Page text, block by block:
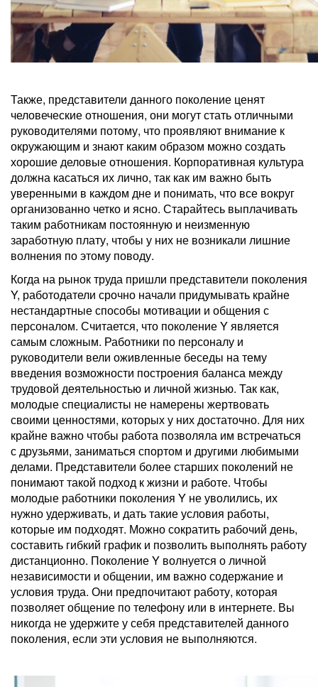
Также, представители данного поколение ценят
человеческие отношения, они могут стать отличными
руководителями потому, что проявляют внимание к
окружающим и знают каким образом можно создать
хорошие деловые отношения. Корпоративная культура
должна касаться их лично, так как им важно быть
уверенными в каждом дне и понимать, что все вокруг
организованно четко и ясно. Старайтесь выплачивать
таким работникам постоянную и неизменную
заработную плату, чтобы у них не возникали лишние
волнения по этому поводу.
Когда на рынок труда пришли представители поколения
Y, работодатели срочно начали придумывать крайне
нестандартные способы мотивации и общения с
персоналом. Считается, что поколение Y является
самым сложным. Работники по персоналу и
руководители вели оживленные беседы на тему
введения возможности построения баланса между
трудовой деятельностью и личной жизнью. Так как,
молодые специалисты не намерены жертвовать
своими ценностями, которых у них достаточно. Для них
крайне важно чтобы работа позволяла им встречаться
с друзьями, заниматься спортом и другими любимыми
делами. Представители более старших поколений не
понимают такой подход к жизни и работе. Чтобы
молодые работники поколения Y не уволились, их
нужно удерживать, и дать такие условия работы,
которые им подходят. Можно сократить рабочий день,
составить гибкий график и позволить выполнять работу
дистанционно. Поколение Y волнуется о личной
независимости и общении, им важно содержание и
условия труда. Они предпочитают работу, которая
позволяет общение по телефону или в интернете. Вы
никогда не удержите у себя представителей данного
поколения, если эти условия не выполняются.